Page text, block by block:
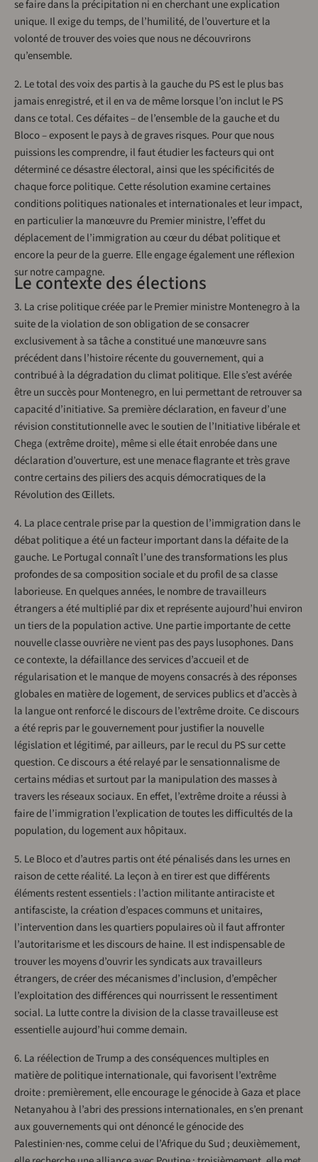
se faire dans la précipitation ni en cherchant une explication
unique. Il exige du temps, de l’humilité, de l’ouverture et la
volonté de trouver des voies que nous ne découvrirons
qu’ensemble.
2. Le total des voix des partis à la gauche du PS est le plus bas
jamais enregistré, et il en va de même lorsque l’on inclut le PS
dans ce total. Ces défaites – de l’ensemble de la gauche et du
Bloco – exposent le pays à de graves risques. Pour que nous
puissions les comprendre, il faut étudier les facteurs qui ont
déterminé ce désastre électoral, ainsi que les spécificités de
chaque force politique. Cette résolution examine certaines
conditions politiques nationales et internationales et leur impact,
en particulier la manœuvre du Premier ministre, l’effet du
déplacement de l’immigration au cœur du débat politique et
encore la peur de la guerre. Elle engage également une réflexion
sur notre campagne.
Le contexte des élections
3. La crise politique créée par le Premier ministre Montenegro à la
suite de la violation de son obligation de se consacrer
exclusivement à sa tâche a constitué une manœuvre sans
précédent dans l’histoire récente du gouvernement, qui a
contribué à la dégradation du climat politique. Elle s’est avérée
être un succès pour Montenegro, en lui permettant de retrouver sa
capacité d’initiative. Sa première déclaration, en faveur d’une
révision constitutionnelle avec le soutien de l’Initiative libérale et
Chega (extrême droite), même si elle était enrobée dans une
déclaration d’ouverture, est une menace flagrante et très grave
contre certains des piliers des acquis démocratiques de la
Révolution des Œillets.
4. La place centrale prise par la question de l’immigration dans le
débat politique a été un facteur important dans la défaite de la
gauche. Le Portugal connaît l’une des transformations les plus
profondes de sa composition sociale et du profil de sa classe
laborieuse. En quelques années, le nombre de travailleurs
étrangers a été multiplié par dix et représente aujourd’hui environ
un tiers de la population active. Une partie importante de cette
nouvelle classe ouvrière ne vient pas des pays lusophones. Dans
ce contexte, la défaillance des services d’accueil et de
régularisation et le manque de moyens consacrés à des réponses
globales en matière de logement, de services publics et d’accès à
la langue ont renforcé le discours de l’extrême droite. Ce discours
a été repris par le gouvernement pour justifier la nouvelle
législation et légitimé, par ailleurs, par le recul du PS sur cette
question. Ce discours a été relayé par le sensationnalisme de
certains médias et surtout par la manipulation des masses à
travers les réseaux sociaux. En effet, l’extrême droite a réussi à
faire de l’immigration l’explication de toutes les difficultés de la
population, du logement aux hôpitaux.
5. Le Bloco et d’autres partis ont été pénalisés dans les urnes en
raison de cette réalité. La leçon à en tirer est que différents
éléments restent essentiels : l’action militante antiraciste et
antifasciste, la création d’espaces communs et unitaires,
l’intervention dans les quartiers populaires où il faut affronter
l’autoritarisme et les discours de haine. Il est indispensable de
trouver les moyens d’ouvrir les syndicats aux travailleurs
étrangers, de créer des mécanismes d’inclusion, d’empêcher
l’exploitation des différences qui nourrissent le ressentiment
social. La lutte contre la division de la classe travailleuse est
essentielle aujourd’hui comme demain.
6. La réélection de Trump a des conséquences multiples en
matière de politique internationale, qui favorisent l’extrême
droite : premièrement, elle encourage le génocide à Gaza et place
Netanyahou à l’abri des pressions internationales, en s’en prenant
aux gouvernements qui ont dénoncé le génocide des
Palestinien·nes, comme celui de l’Afrique du Sud ; deuxièmement,